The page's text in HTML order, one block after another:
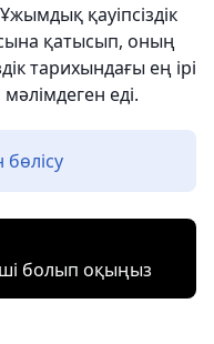
қауіпсіздік
қатысып, оның
тарихындағы ең ірі
еді.
болып оқыңыз